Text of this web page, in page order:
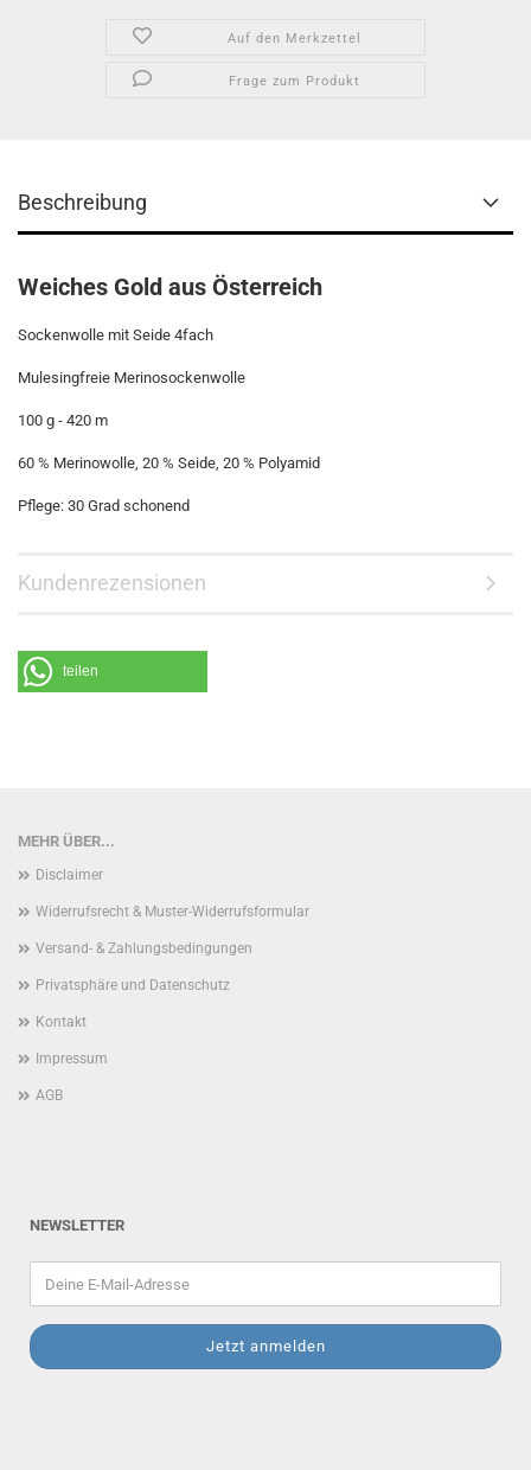
Auf den Merkzettel
Frage zum Produkt
Beschreibung
Weiches Gold aus Österreich
Sockenwolle mit Seide 4fach
Mulesingfreie Merinosockenwolle
100 g - 420 m
60 % Merinowolle, 20 % Seide, 20 % Polyamid
Pflege: 30 Grad schonend
Kundenrezensionen
teilen
MEHR ÜBER...
Disclaimer
Widerrufsrecht & Muster-Widerrufsformular
Versand- & Zahlungsbedingungen
Privatsphäre und Datenschutz
Kontakt
Impressum
AGB
NEWSLETTER